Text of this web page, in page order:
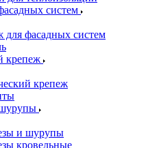
систем
для фасадных систем
крепеж
крепеж
и шурупы
кровельные